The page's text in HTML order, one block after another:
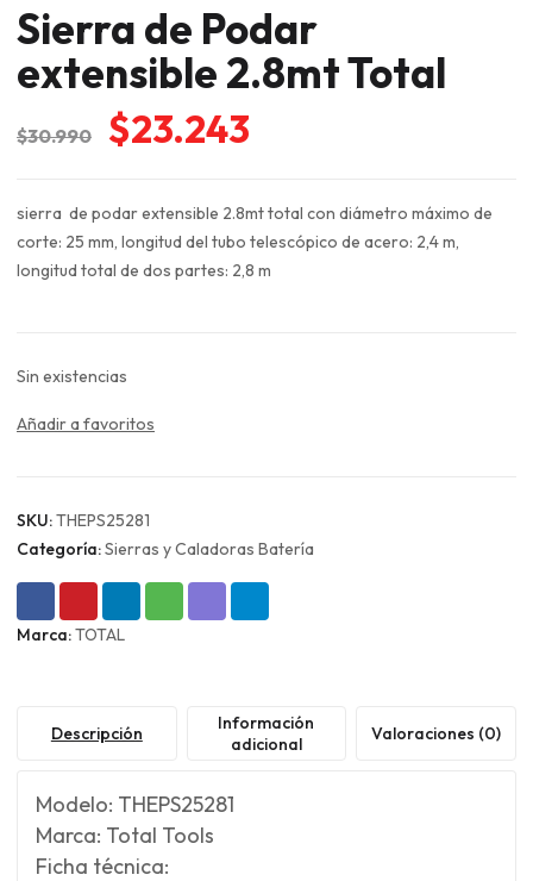
Sierra de Podar
extensible 2.8mt Total
$30.990
El
original
era:
$30.990.
$23.243
actual
es:
$23.243.
sierra de podar extensible 2.8mt total con diámetro máximo de
corte: 25 mm, longitud del tubo telescópico de acero: 2,4 m,
longitud total de dos partes: 2,8 m
Sin existencias
Añadir a favoritos
SKU:THEPS25281
Categoría:Sierras y Caladoras Batería
Marca:TOTAL
Descripción
Información
adicional
Valoraciones (0)
Modelo: THEPS25281
Marca: Total Tools
Ficha técnica: